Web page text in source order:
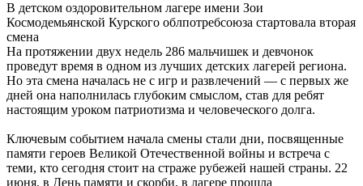
В детском оздоровительном лагере имени Зои
Космодемьянской Курского облпотребсоюза стартовала вторая
смена
На протяжении двух недель 286 мальчишек и девчонок
проведут время в одном из лучших детских лагерей региона.
Но эта смена началась не с игр и развлечений — с первых же
дней она наполнилась глубоким смыслом, став для ребят
настоящим уроком патриотизма и человеческого долга.
Ключевым событием начала смены стали дни, посвященные
памяти героев Великой Отечественной войны и встреча с
теми, кто сегодня стоит на страже рубежей нашей страны. 22
июня, в День памяти и скорби, в лагере прошла